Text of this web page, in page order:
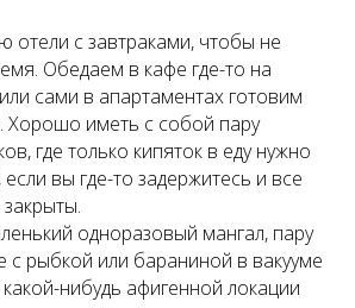
с завтраками, чтобы не
Обедаем в кафе где-то на
сами в апартаментах готовим
Хорошо иметь с собой пару
где только кипяток в еду нужно
если вы где-то задержитесь и все
одноразовый мангал, пару
с рыбкой или бараниной в вакууме
нибудь афигенной локации